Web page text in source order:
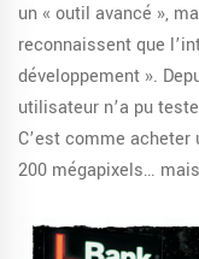
un « outil avancé »,
reconnaissent que
développement ».
utilisateur n’a pu
C’est comme
200 mégapixels…